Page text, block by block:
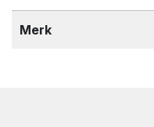
Merk